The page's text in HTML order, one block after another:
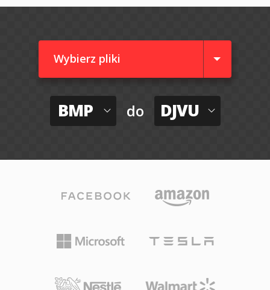
Wybierz pliki
BMP do DJVU